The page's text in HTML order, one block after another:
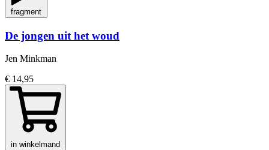
fragment
De jongen uit het woud
Jen Minkman
€ 14,95
in winkelmand